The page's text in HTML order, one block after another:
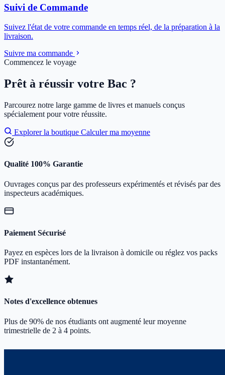
Suivi de Commande
Suivez l'état de votre commande en temps réel, de la préparation à la
livraison.
Suivre ma commande
Commencez le voyage
Prêt à réussir votre Bac ?
Parcourez notre large gamme de livres et manuels conçus
spécialement pour votre réussite.
Explorer la boutique Calculer ma moyenne
Qualité 100% Garantie
Ouvrages conçus par des professeurs expérimentés et révisés par des
inspecteurs académiques.
Paiement Sécurisé
Payez en espèces lors de la livraison à domicile ou réglez vos packs
PDF instantanément.
Notes d'excellence obtenues
Plus de 90% de nos étudiants ont augmenté leur moyenne
trimestrielle de 2 à 4 points.